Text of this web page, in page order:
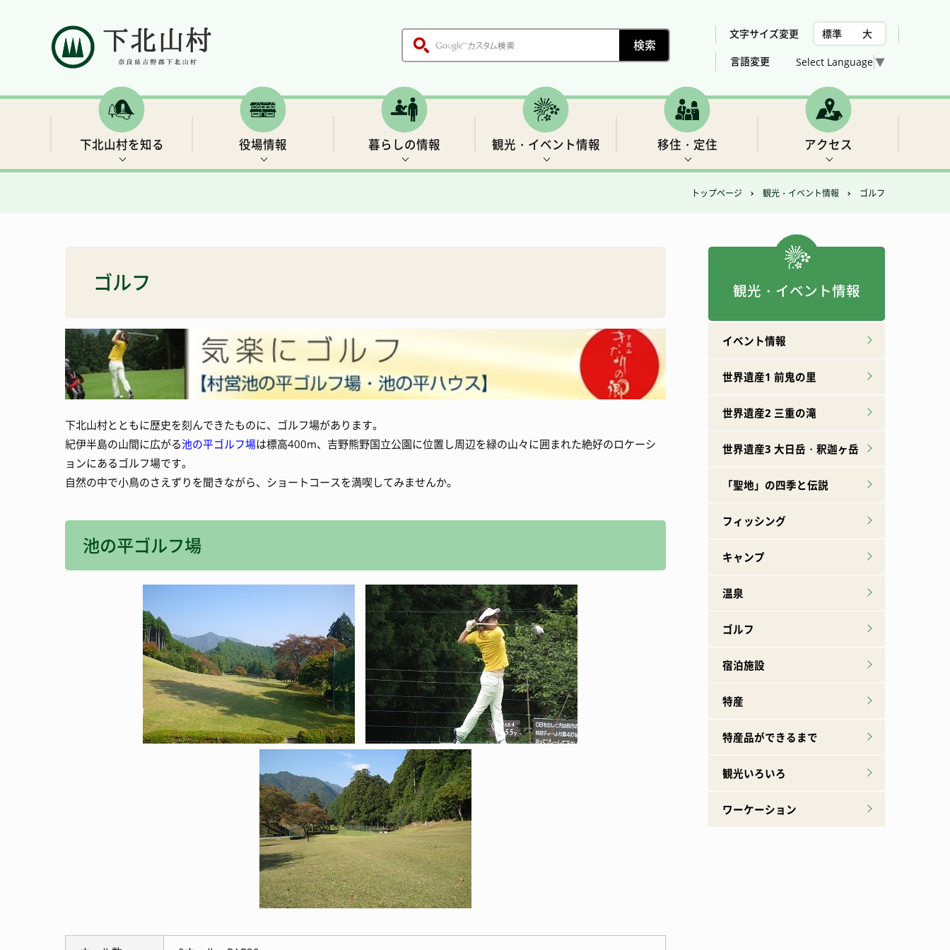
文字サイズ変更 標準 大
言語変更 Select Language▼
下北山村を知る
村の位置、気候
総合戦略
役場情報
下北山村議会委員会構成
女性活躍推進法について
リンク集
暮らしの情報
子育て・教育
消防・防災 入札・契約情報 広報誌下北山
観光・イベント情報
世界遺産2 三重の滝
キャンプ
宿泊施設 特産 特産品ができるまで
観光いろいろ ワーケーション
移住・定住
売却、賃貸可能な住宅用地・建物の紹介
アクセス
トップページ 観光・イベント情報 ゴルフ
ゴルフ
下北山村とともに歴史を刻んできたものに、ゴルフ場があります。
紀伊半島の山間に広がる池の平ゴルフ場は標高400m、吉野熊野国立公園に位置し周辺を緑の山々に囲まれた絶好のロケーシ
ョンにあるゴルフ場です。
自然の中で小鳥のさえずりを聞きながら、ショートコースを満喫してみませんか。
池の平ゴルフ場
観光・イベント情報
イベント情報
世界遺産1 前鬼の里
世界遺産2 三重の滝
世界遺産3 大日岳・釈迦ヶ岳
「聖地」の四季と伝説
フィッシング
キャンプ
温泉
ゴルフ
宿泊施設
特産
特産品ができるまで
観光いろいろ
ワーケーション